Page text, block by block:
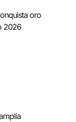
oro
2026